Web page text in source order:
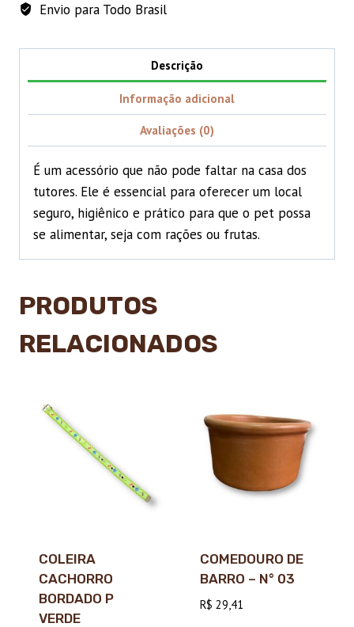
Envio para Todo Brasil
Descrição
Informação adicional
Avaliações (0)
É um acessório que não pode faltar na casa dos
tutores. Ele é essencial para oferecer um local
seguro, higiênico e prático para que o pet possa
se alimentar, seja com rações ou frutas.
PRODUTOS
RELACIONADOS
COLEIRA
CACHORRO
BORDADO P
VERDE
COMEDOURO DE
BARRO – N° 03
R$ 29,41